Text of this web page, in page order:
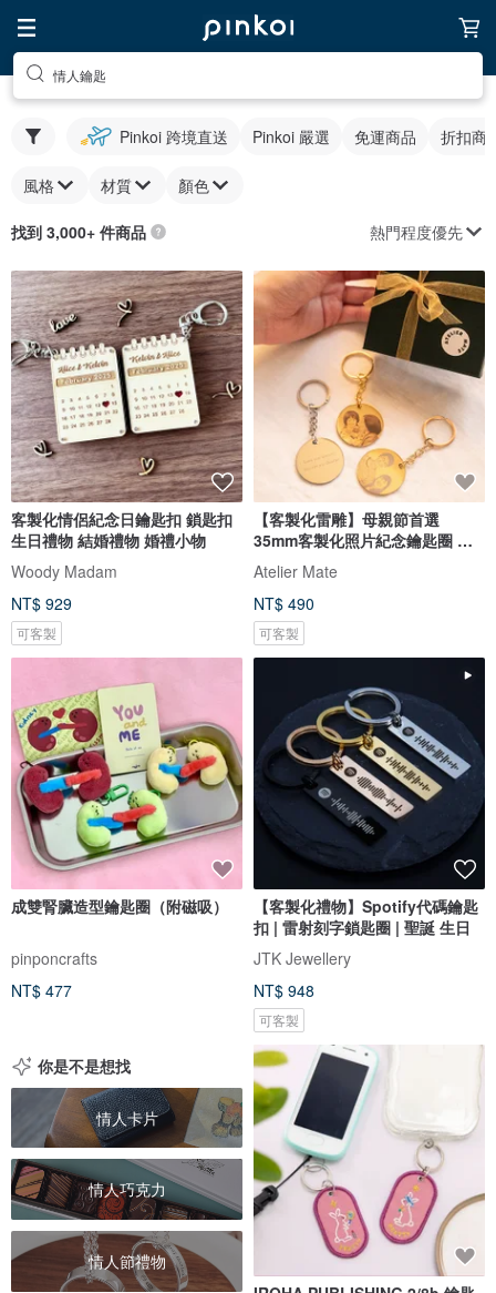
情人鑰匙
Pinkoi 跨境直送 Pinkoi 嚴選 免運商品 折扣商
風格 材質 顏色
找到 3,000+ 件商品 熱門程度優先
客製化情侶紀念日鑰匙扣 鎖匙扣
生日禮物 結婚禮物 婚禮小物
Woody Madam
NT$ 929
可客製
【客製化雷雕】母親節首選
35mm客製化照片紀念鑰匙圈 情
人 情侶
Atelier Mate
NT$ 490
可客製
成雙腎臟造型鑰匙圈（附磁吸）
pinponcrafts
NT$ 477
【客製化禮物】Spotify代碼鑰匙
扣 | 雷射刻字鎖匙圈 | 聖誕 生日
JTK Jewellery
NT$ 948
可客製
你是不是想找
情人卡片
情人巧克力
情人節禮物